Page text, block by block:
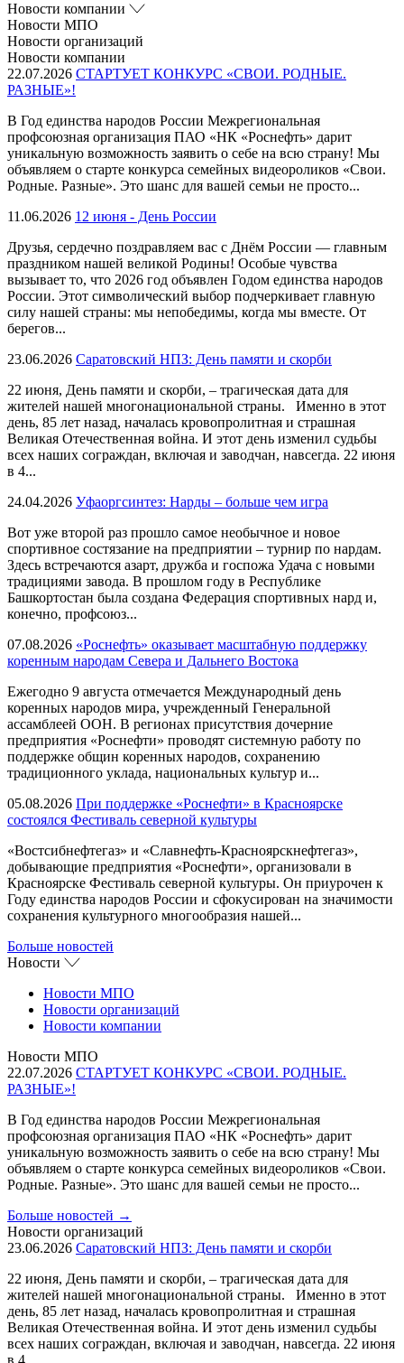
Новости компании
Новости МПО
Новости организаций
Новости компании
22.07.2026 СТАРТУЕТ КОНКУРС «СВОИ. РОДНЫЕ.
РАЗНЫЕ»!
В Год единства народов России Межрегиональная
профсоюзная организация ПАО «НК «Роснефть» дарит
уникальную возможность заявить о себе на всю страну! Мы
объявляем о старте конкурса семейных видеороликов «Свои.
Родные. Разные». Это шанс для вашей семьи не просто...
11.06.2026 12 июня - День России
Друзья, сердечно поздравляем вас с Днём России — главным
праздником нашей великой Родины! Особые чувства
вызывает то, что 2026 год объявлен Годом единства народов
России. Этот символический выбор подчеркивает главную
силу нашей страны: мы непобедимы, когда мы вместе. От
берегов...
23.06.2026 Саратовский НПЗ: День памяти и скорби
22 июня, День памяти и скорби, – трагическая дата для
жителей нашей многонациональной страны. Именно в этот
день, 85 лет назад, началась кровопролитная и страшная
Великая Отечественная война. И этот день изменил судьбы
всех наших сограждан, включая и заводчан, навсегда. 22 июня
в 4...
24.04.2026 Уфаоргсинтез: Нарды – больше чем игра
Вот уже второй раз прошло самое необычное и новое
спортивное состязание на предприятии – турнир по нардам.
Здесь встречаются азарт, дружба и госпожа Удача с новыми
традициями завода. В прошлом году в Республике
Башкортостан была создана Федерация спортивных нард и,
конечно, профсоюз...
07.08.2026 «Роснефть» оказывает масштабную поддержку
коренным народам Севера и Дальнего Востока
Ежегодно 9 августа отмечается Международный день
коренных народов мира, учрежденный Генеральной
ассамблеей ООН. В регионах присутствия дочерние
предприятия «Роснефти» проводят системную работу по
поддержке общин коренных народов, сохранению
традиционного уклада, национальных культур и...
05.08.2026 При поддержке «Роснефти» в Красноярске
состоялся Фестиваль северной культуры
«Востсибнефтегаз» и «Славнефть-Красноярскнефтегаз»,
добывающие предприятия «Роснефти», организовали в
Красноярске Фестиваль северной культуры. Он приурочен к
Году единства народов России и сфокусирован на значимости
сохранения культурного многообразия нашей...
Больше новостей
Новости
Новости МПО
Новости организаций
Новости компании
Новости МПО
22.07.2026 СТАРТУЕТ КОНКУРС «СВОИ. РОДНЫЕ.
РАЗНЫЕ»!
В Год единства народов России Межрегиональная
профсоюзная организация ПАО «НК «Роснефть» дарит
уникальную возможность заявить о себе на всю страну! Мы
объявляем о старте конкурса семейных видеороликов «Свои.
Родные. Разные». Это шанс для вашей семьи не просто...
Больше новостей →
Новости организаций
23.06.2026 Саратовский НПЗ: День памяти и скорби
22 июня, День памяти и скорби, – трагическая дата для
жителей нашей многонациональной страны. Именно в этот
день, 85 лет назад, началась кровопролитная и страшная
Великая Отечественная война. И этот день изменил судьбы
всех наших сограждан, включая и заводчан, навсегда. 22 июня
в 4...